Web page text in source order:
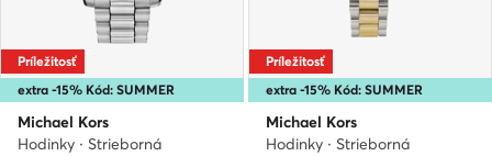
extra -15% Kód: SUMMER
Príležitosť
Michael Kors
Hodinky · Strieborná
extra -15% Kód: SUMMER
Príležitosť
Michael Kors
Hodinky · Strieborná